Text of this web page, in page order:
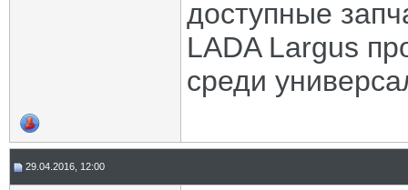
доступные
LADA Largus
среди
29.04.2016, 12:00